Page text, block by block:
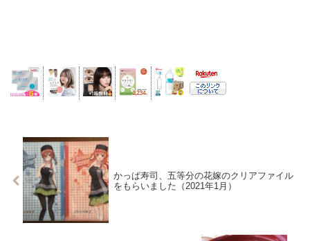
かっぱ寿司、五等分の花嫁のクリアファイル
をもらいました（2021年1月）